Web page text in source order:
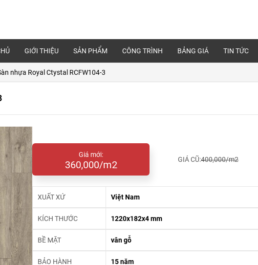
GIỚI THIỆU SẢN PHẨM CÔNG TRÌNH BẢNG GIÁ TIN TỨC
nhựa Royal Ctystal RCFW104-3
Giá mới:
360,000/m2 GIÁ CŨ:400,000/m2
XUẤT XỨ Việt Nam
KÍCH THƯỚC 1220x182x4 mm
BỀ MẶT vân gỗ
BẢO HÀNH 15 năm